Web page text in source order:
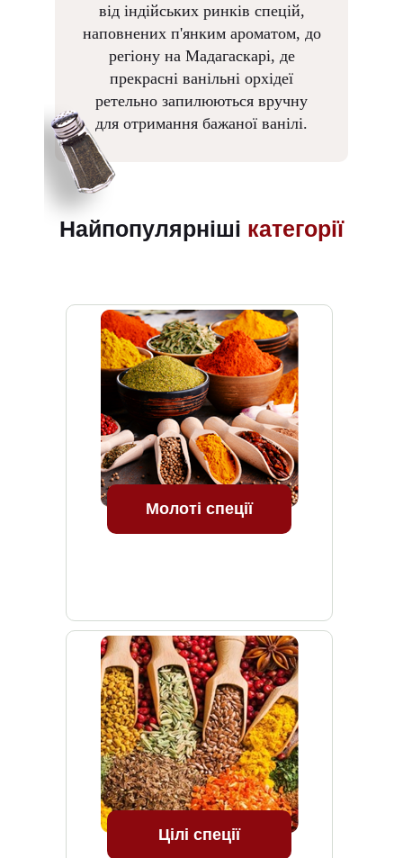
від індійських ринків спецій,
наповнених п'янким ароматом, до
регіону на Мадагаскарі, де
прекрасні ванільні орхідеї
ретельно запилюються вручну
для отримання бажаної ванілі.
Найпопулярніші категорії
Молоті спеції
Цілі спеції